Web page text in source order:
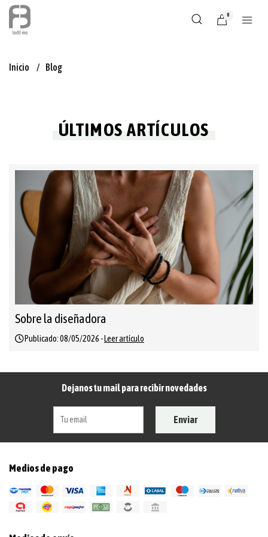
0
Inicio Blog
ÚLTIMOS ARTÍCULOS
Sobre la diseñadora
Publicado: 08/05/2026 - Leer artículo
Dejanos tu mail para recibir novedades
Enviar
Medios de pago